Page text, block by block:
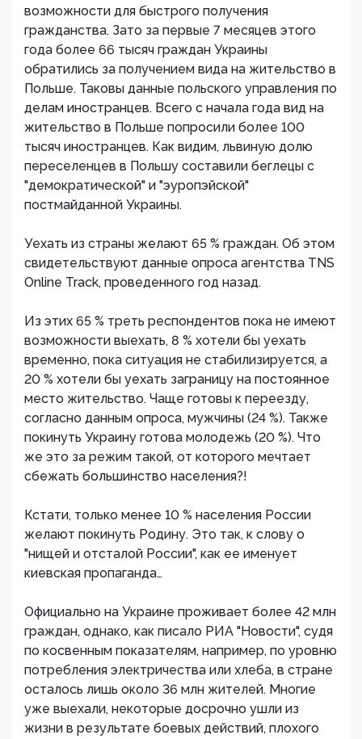
возможности для быстрого получения
гражданства. Зато за первые 7 месяцев этого
года более 66 тысяч граждан Украины
обратились за получением вида на жительство в
Польше. Таковы данные польского управления по
делам иностранцев. Всего с начала года вид на
жительство в Польше попросили более 100
тысяч иностранцев. Как видим, львиную долю
переселенцев в Польшу составили беглецы с
"демократической" и "эуропэйской"
постмайданной Украины.
Уехать из страны желают 65 % граждан. Об этом
свидетельствуют данные опроса агентства TNS
Online Track, проведенного год назад.
Из этих 65 % треть респондентов пока не имеют
возможности выехать, 8 % хотели бы уехать
временно, пока ситуация не стабилизируется, а
20 % хотели бы уехать заграницу на постоянное
место жительство. Чаще готовы к переезду,
согласно данным опроса, мужчины (24 %). Также
покинуть Украину готова молодежь (20 %). Что
же это за режим такой, от которого мечтает
сбежать большинство населения?!
Кстати, только менее 10 % населения России
желают покинуть Родину. Это так, к слову о
"нищей и отсталой России", как ее именует
киевская пропаганда…
Официально на Украине проживает более 42 млн
граждан, однако, как писало РИА "Новости", судя
по косвенным показателям, например, по уровню
потребления электричества или хлеба, в стране
осталось лишь около 36 млн жителей. Многие
уже выехали, некоторые досрочно ушли из
жизни в результате боевых действий, плохого